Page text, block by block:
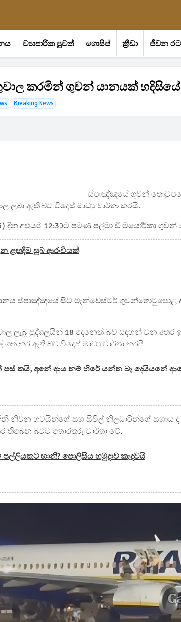
ව්‍යාපාරික පුවත් ගොසිප් ක්‍රීඩා ජීවන
කරමින් ගුවන් යානයක් හදිසියේ
Breaking News
ස්පාඤ්ඤයේ ගුවන්
ලබා ඇති බව විදෙස් මාධ්‍ය වාර්තා කරයි.
දින අළුයම 12:30ට පමණ පල්මා ඩි මයෝර්කා
ළඟදිම සුබ ආරංචියක්
ස්පාඤ්ඤයේ සිට මැන්චෙස්‍ටර් ගුවන්තොටුපොළ
ලැබූ පුද්ගලයින් 18 දෙනෙක් බව සඳහන් වන අතර
කර ඇති බව විදෙස් මාධ්‍ය වාර්තා කරයි.
පස් කයි, අනේ ආය නම් හිරේ යන්න බෑ දෙයියනේ
නිවන භටයින්ගේ සහ සිවිල් නිලධාරීන්ගේ සහාය ද
තිබෙන බවට තොරතුරු වාර්තා වේ.
හානි? පොලිසිය හමුදාව කැදවයි